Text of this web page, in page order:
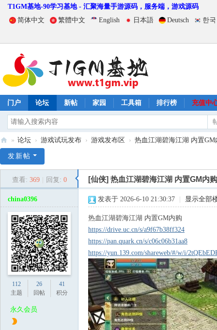
T1GM基地-90学习基地 - 汇聚海量手游源码，服务端，游戏源码
简体中文
繁體中文 English 日本語 Deutsch 한
门户 论坛 新帖 家园 工具箱 排行榜 充值中
1
» 论坛 › 游戏试玩发布 › 游戏发布区 › 热血江湖碧海江湖 内置GM
发新帖
查看: 369 回复: 0 [仙侠] 热血江湖碧海江湖 内置GM内购
china0396
112
主题
26
回帖
41
积分
永久会员
发表于 2026-6-10 21:30:37 显示全部
热血江湖碧海江湖 内置GM内购
https://drive.uc.cn/s/a9f67b38ff324
https://pan.quark.cn/s/c06c06b31aa8
https://yun.139.com/shareweb/#/w/i/